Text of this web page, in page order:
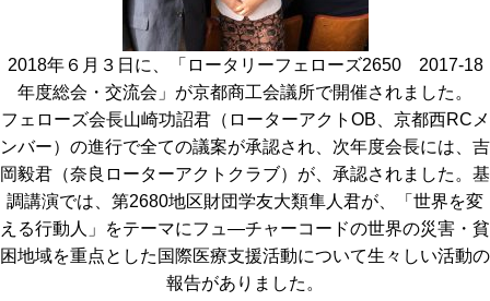
2018年６月３日に、「ロータリーフェローズ2650 2017-18
年度総会・交流会」が京都商工会議所で開催されました。
フェローズ会長山崎功詔君（ローターアクトOB、京都西RCメ
ンバー）の進行で全ての議案が承認され、次年度会長には、吉
岡毅君（奈良ローターアクトクラブ）が、承認されました。基
調講演では、第2680地区財団学友大類隼人君が、「世界を変
える行動人」をテーマにフュ―チャーコードの世界の災害・貧
困地域を重点とした国際医療支援活動について生々しい活動の
報告がありました。